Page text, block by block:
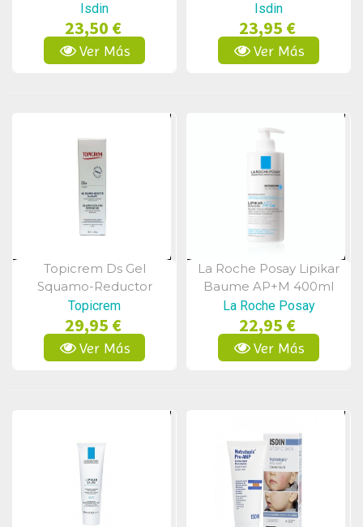
Isdin
23,50 €
Ver Más
Isdin
23,95 €
Ver Más
Vista Rápida
Topicrem Ds Gel
Squamo-Reductor
Calmante 30ml
Topicrem
29,95 €
Ver Más
Vista Rápida
La Roche Posay Lipikar
Baume AP+M 400ml
La Roche Posay
22,95 €
Ver Más